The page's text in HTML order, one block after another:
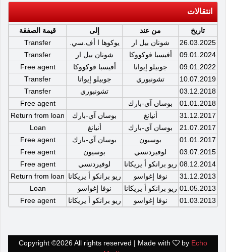
انتقالات
تاريخ من عند إلى
قيمة الصفقة
26.03.2025
شونان بيل ار يوكوها ا أف.سي.
Transfer
09.01.2024
أفيسبا فوكووكا شونان بيل ار
Transfer
09.01.2022
جوبيلو إيواتا أفيسبا فوكووكا
Free agent
10.07.2019
تشونبوري جوبيلو إيواتا
Transfer
03.12.2018
تشونبوري
Transfer
01.01.2018
بوسان آي-بارك
Free agent
31.12.2017
أنيانغ بوسان آي-بارك
Return from loan
21.07.2017
بوسان آي-بارك أنيانغ
Loan
01.01.2017
بوسيون بوسان آي-بارك
Free agent
03.07.2015
لوفيردنسي بوسيون
Free agent
08.12.2014 ريو برانكو أ يريكانا لوفيردنسي
Free agent
31.12.2013
نوفا إغواسو ريو برانكو أ يريكانا Return from loan
01.05.2013 ريو برانكو أ يريكانا نوفا إغواسو
Loan
01.03.2013
نوفا إغواسو ريو برانكو أ يريكانا Free agent
Copyright ©2026 All rights reserved | Made with by Echo